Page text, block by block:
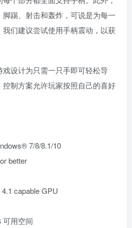
踢、射击和轰炸，可说是为每一
们建议尝试使用手柄震动，以获
设计为只需一只手即可轻松导
制方案允许玩家按照自己的喜好
7/8/8.1/10
better
capable GPU
可用空间